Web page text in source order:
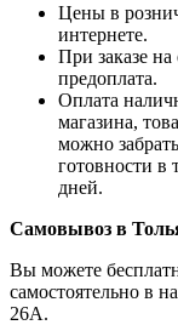
Цены в
интернете.
При заказе на
предоплата.
Оплата
магазина,
можно
готовности в
дней.
Самовывоз в
Вы можете
самостоятельно в
26А.